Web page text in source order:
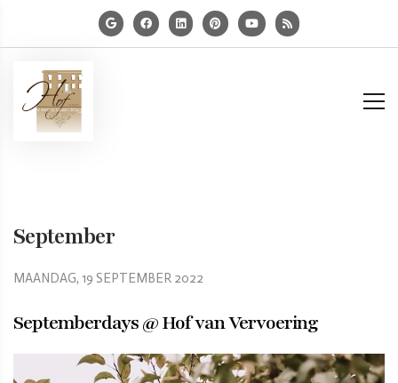
September
MAANDAG, 19 SEPTEMBER 2022
Septemberdays @Hof van Vervoering